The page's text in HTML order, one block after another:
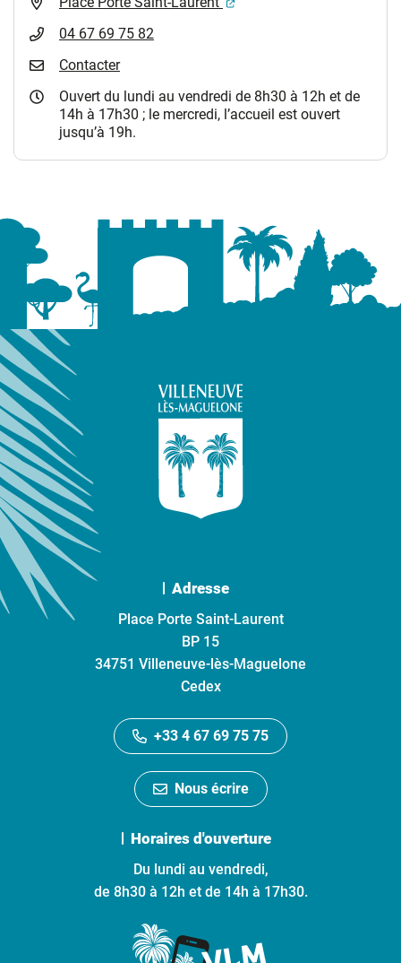
04 67 69 75 82
Contacter
Ouvert du lundi au vendredi de 8h30 à 12h et de
14h à 17h30 ; le mercredi, l’accueil est ouvert
jusqu’à 19h.
Adresse
Place Porte Saint-Laurent
BP 15
34751 Villeneuve-lès-Maguelone
Cedex
+33 4 67 69 75 75
Nous écrire
Horaires d'ouverture
Du lundi au vendredi,
de 8h30 à 12h et de 14h à 17h30.